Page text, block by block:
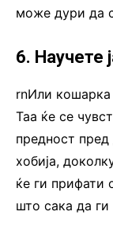
може дури да
6. Научете
rnИли кошарка
Таа ќе се
предност
хобија,
ќе ги прифати
што сака да ги